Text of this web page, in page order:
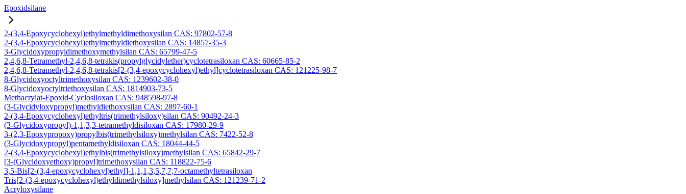
Epoxidsilane
2-(3,4-Epoxycyclohexyl)ethylmethyldimethoxysilan CAS: 97802-57-8
2-(3,4-Epoxycyclohexyl)ethylmethyldiethoxysilan CAS: 14857-35-3
3-Glycidoxypropyldimethoxymethylsilan CAS: 65799-47-5
2,4,6,8-Tetramethyl-2,4,6,8-tetrakis(propylglycidylether)cyclotetrasiloxan CAS: 60665-85-2
2,4,6,8-Tetramethyl-2,4,6,8-tetrakis[2-(3,4-epoxycyclohexyl)ethyl]cyclotetrasiloxan CAS: 121225-98-7
8-Glycidoxyoctyltrimethoxysilan CAS: 1239602-38-0
8-Glycidoxyoctyltriethoxysilan CAS: 1814903-73-5
Methacrylat-Epoxid-Cyclosiloxan CAS: 948598-97-8
(3-Glycidyloxypropyl)methyldiethoxysilan CAS: 2897-60-1
2-(3,4-Epoxycyclohexyl)ethyltris(trimethylsiloxy)silan CAS: 90492-24-3
(3-Glycidoxypropyl)-1,1,3,3-tetramethyldisiloxan CAS: 17980-29-9
3-(2,3-Epoxypropoxy)propylbis(trimethylsiloxy)methylsilan CAS: 7422-52-8
(3-Glycidoxypropyl)pentamethyldisiloxan CAS: 18044-44-5
2-(3,4-Epoxycyclohexyl)ethylbis(trimethylsiloxy)methylsilan CAS: 65842-29-7
[3-(Glycidoxyethoxy)propyl]trimethoxysilan CAS: 118822-75-6
3,5-Bis[2-(3,4-epoxycyclohexyl)ethyl]-1,1,1,3,5,7,7,7-octamethyltetrasiloxan
Tris[2-(3,4-epoxycyclohexyl)ethyldimethylsiloxy]methylsilan CAS: 121239-71-2
Acryloxysilane